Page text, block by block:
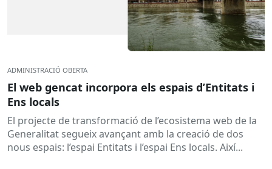
ADMINISTRACIÓ OBERTA
El web gencat incorpora els espais d’Entitats i
Ens locals
El projecte de transformació de l’ecosistema web de la
Generalitat segueix avançant amb la creació de dos
nous espais: l’espai Entitats i l’espai Ens locals. Així...